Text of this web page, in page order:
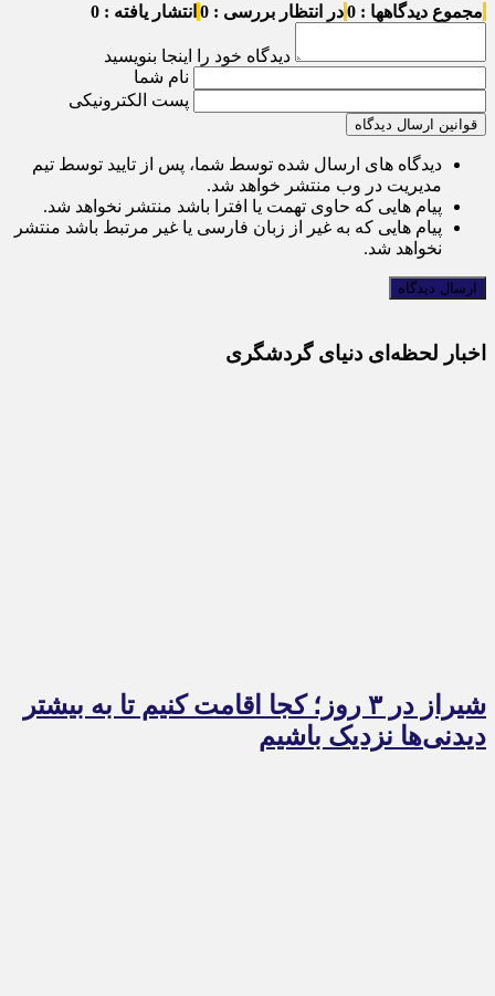
مجموع دیدگاهها : 0 در انتظار بررسی : 0 انتشار یافته : 0
دیدگاه خود را اینجا بنویسید
نام شما
پست الکترونیکی
قوانین ارسال دیدگاه
دیدگاه های ارسال شده توسط شما، پس از تایید توسط تیم
مدیریت در وب منتشر خواهد شد.
پیام هایی که حاوی تهمت یا افترا باشد منتشر نخواهد شد.
پیام هایی که به غیر از زبان فارسی یا غیر مرتبط باشد منتشر
نخواهد شد.
اخبار لحظه‌ای دنیای گردشگری
شیراز در ۳ روز؛ کجا اقامت کنیم تا به بیشتر
دیدنی‌ها نزدیک باشیم